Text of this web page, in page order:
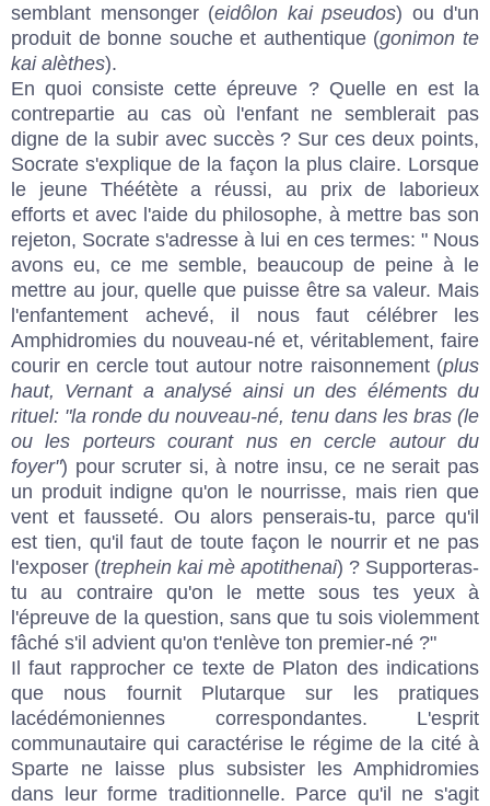
semblant mensonger (eidôlon kai pseudos) ou d'un
produit de bonne souche et authentique (gonimon te
kai alèthes).
En quoi consiste cette épreuve ? Quelle en est la
contrepartie au cas où l'enfant ne semblerait pas
digne de la subir avec succès ? Sur ces deux points,
Socrate s'explique de la façon la plus claire. Lorsque
le jeune Théétète a réussi, au prix de laborieux
efforts et avec l'aide du philosophe, à mettre bas son
rejeton, Socrate s'adresse à lui en ces termes: " Nous
avons eu, ce me semble, beaucoup de peine à le
mettre au jour, quelle que puisse être sa valeur. Mais
l'enfantement achevé, il nous faut célébrer les
Amphidromies du nouveau-né et, véritablement, faire
courir en cercle tout autour notre raisonnement (plus
haut, Vernant a analysé ainsi un des éléments du
rituel: "la ronde du nouveau-né, tenu dans les bras (le
ou les porteurs courant nus en cercle autour du
foyer") pour scruter si, à notre insu, ce ne serait pas
un produit indigne qu'on le nourrisse, mais rien que
vent et fausseté. Ou alors penserais-tu, parce qu'il
est tien, qu'il faut de toute façon le nourrir et ne pas
l'exposer (trephein kai mè apotithenai) ? Supporteras-
tu au contraire qu'on le mette sous tes yeux à
l'épreuve de la question, sans que tu sois violemment
fâché s'il advient qu'on t'enlève ton premier-né ?"
Il faut rapprocher ce texte de Platon des indications
que nous fournit Plutarque sur les pratiques
lacédémoniennes correspondantes. L'esprit
communautaire qui caractérise le régime de la cité à
Sparte ne laisse plus subsister les Amphidromies
dans leur forme traditionnelle. Parce qu'il ne s'agit